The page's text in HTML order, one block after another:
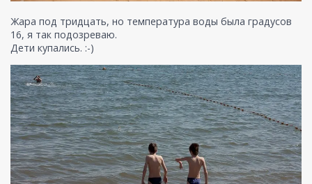
Жара под тридцать, но температура воды была градусов
16, я так подозреваю.
Дети купались. :-)